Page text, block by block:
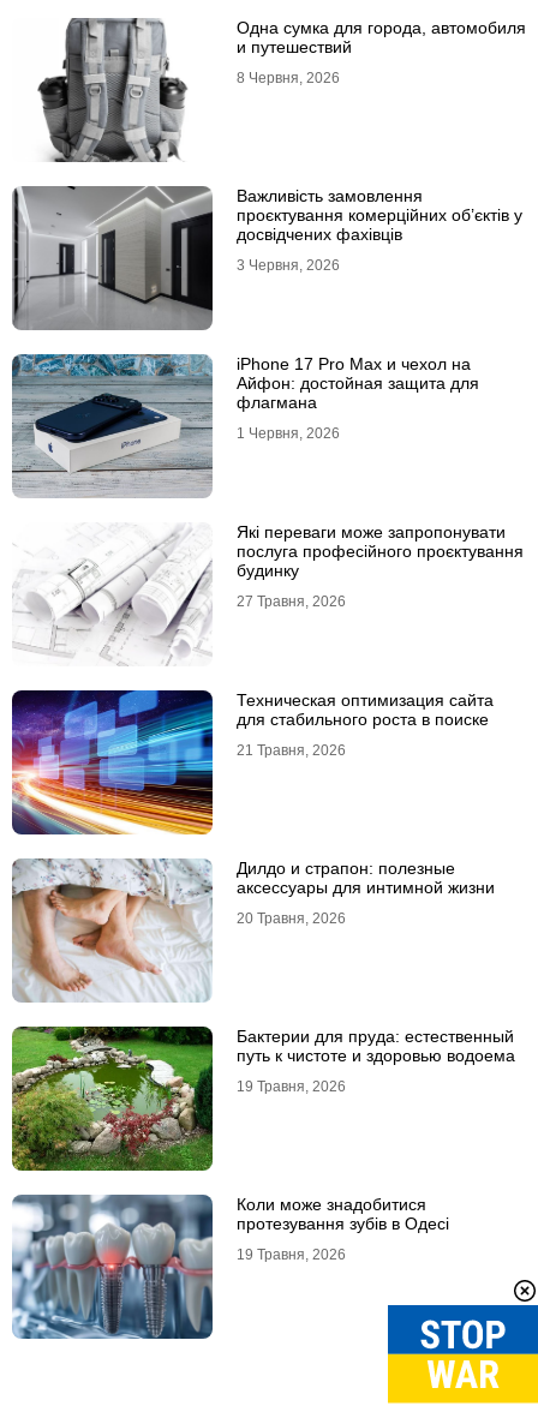
Одна сумка для города, автомобиля
и путешествий
8 Червня, 2026
Важливість замовлення
проєктування комерційних об’єктів у
досвідчених фахівців
3 Червня, 2026
iPhone 17 Pro Max и чехол на
Айфон: достойная защита для
флагмана
1 Червня, 2026
Які переваги може запропонувати
послуга професійного проєктування
будинку
27 Травня, 2026
Техническая оптимизация сайта
для стабильного роста в поиске
21 Травня, 2026
Дилдо и страпон: полезные
аксессуары для интимной жизни
20 Травня, 2026
Бактерии для пруда: естественный
путь к чистоте и здоровью водоема
19 Травня, 2026
Коли може знадобитися
протезування зубів в Одесі
19 Травня, 2026